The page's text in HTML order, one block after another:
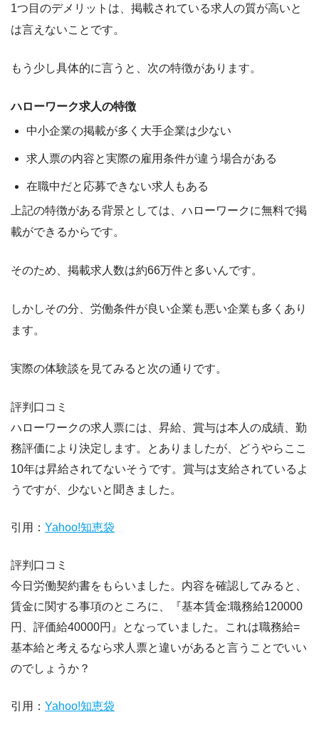
1つ目のデメリットは、掲載されている求人の質が高いと
は言えないことです。
もう少し具体的に言うと、次の特徴があります。
ハローワーク求人の特徴
中小企業の掲載が多く大手企業は少ない
求人票の内容と実際の雇用条件が違う場合がある
在職中だと応募できない求人もある
上記の特徴がある背景としては、 ハローワークに無料で掲
載ができるからです。
そのため、掲載求人数は約66万件と多いんです。
しかしその分、労働条件が良い企業も悪い企業も多くあり
ます。
実際の体験談を見てみると次の通りです。
評判口コミ
ハローワークの求人票には、昇給、賞与は本人の成績、勤
務評価により決定します。とありましたが、どうやらここ
10年は昇給されてないそうです。賞与は支給されているよ
うですが、少ないと聞きました。
引用： Yahoo!知恵袋
評判口コミ
今日労働契約書をもらいました。内容を確認してみると、
賃金に関する事項のところに、『基本賃金:職務給120000
円、評価給40000円』となっていました。これは職務給=
基本給と考えるなら求人票と違いがあると言うことでいい
のでしょうか？
引用： Yahoo!知恵袋